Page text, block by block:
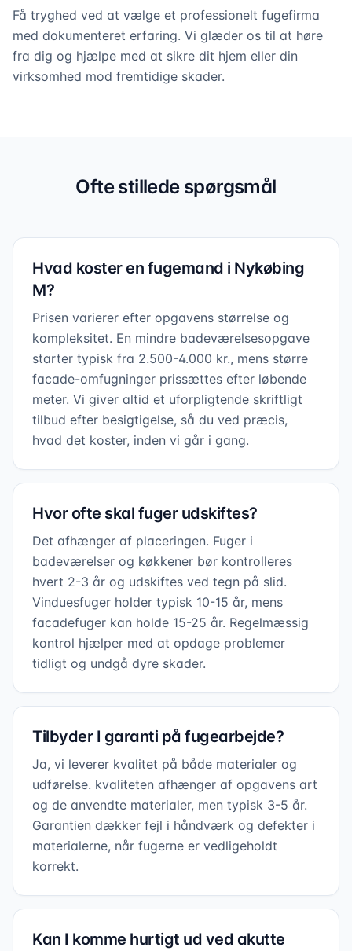
Få tryghed ved at vælge et professionelt fugefirma
med dokumenteret erfaring. Vi glæder os til at høre
fra dig og hjælpe med at sikre dit hjem eller din
virksomhed mod fremtidige skader.
Vi dækker alle opgaver – fra badeværelser til
Ofte stillede spørgsmål
Hvad koster en fugemand i Nykøbing
M?
Prisen varierer efter opgavens størrelse og
kompleksitet. En mindre badeværelsesopgave
starter typisk fra 2.500-4.000 kr., mens større
facade-omfugninger prissættes efter løbende
meter. Vi giver altid et uforpligtende skriftligt
tilbud efter besigtigelse, så du ved præcis,
hvad det koster, inden vi går i gang.
Hvor ofte skal fuger udskiftes?
Det afhænger af placeringen. Fuger i
badeværelser og køkkener bør kontrolleres
hvert 2-3 år og udskiftes ved tegn på slid.
Vinduesfuger holder typisk 10-15 år, mens
facadefuger kan holde 15-25 år. Regelmæssig
kontrol hjælper med at opdage problemer
tidligt og undgå dyre skader.
Tilbyder I garanti på fugearbejde?
Ja, vi leverer kvalitet på både materialer og
udførelse. kvaliteten afhænger af opgavens art
og de anvendte materialer, men typisk 3-5 år.
Garantien dækker fejl i håndværk og defekter i
materialerne, når fugerne er vedligeholdt
korrekt.
Kan I komme hurtigt ud ved akutte